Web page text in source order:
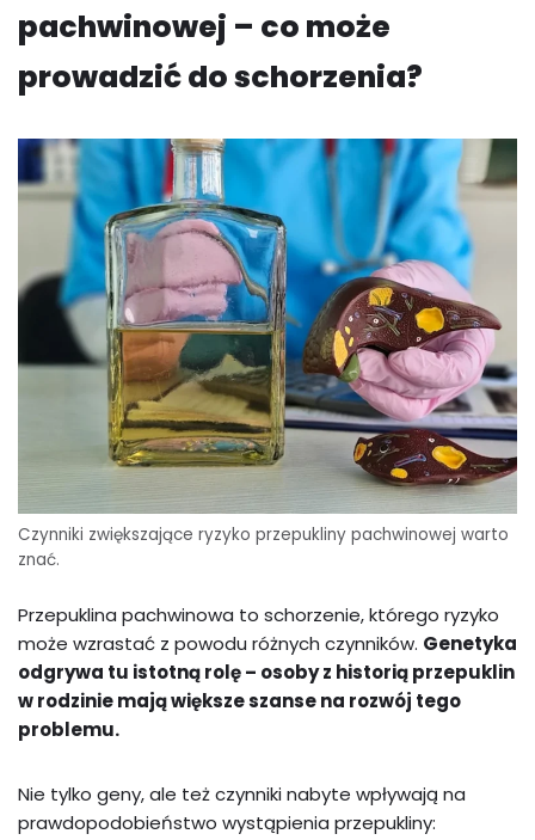
pachwinowej – co może
prowadzić do schorzenia?
Czynniki zwiększające ryzyko przepukliny pachwinowej warto
znać.
Przepuklina pachwinowa to schorzenie, którego ryzyko
może wzrastać z powodu różnych czynników. Genetyka
odgrywa tu istotną rolę – osoby z historią przepuklin
w rodzinie mają większe szanse na rozwój tego
problemu.
Nie tylko geny, ale też czynniki nabyte wpływają na
prawdopodobieństwo wystąpienia przepukliny: